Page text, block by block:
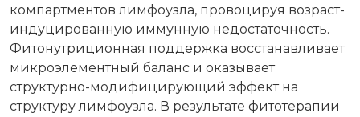
компартментов лимфоузла, провоцируя возраст-
индуцированную иммунную недостаточность.
Фитонутриционная поддержка восстанавливает
микроэлементный баланс и оказывает
структурно-модифицирующий эффект на
структуру лимфоузла. В результате фитотерапии